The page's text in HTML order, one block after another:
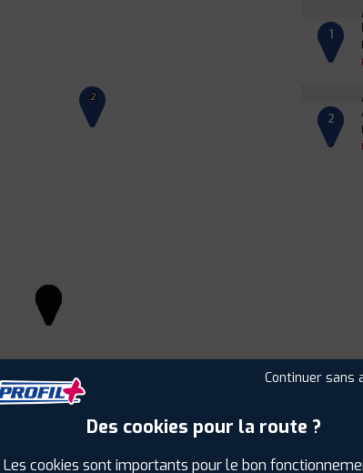
2
Mapbox
1
2
Continuer sans
Des cookies pour la route ?
Les cookies sont importants pour le bon